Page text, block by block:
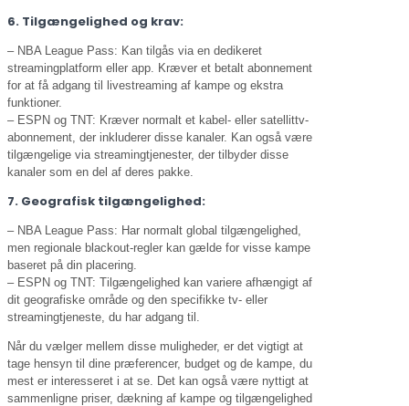
6. Tilgængelighed og krav:
– NBA League Pass: Kan tilgås via en dedikeret
streamingplatform eller app. Kræver et betalt abonnement
for at få adgang til livestreaming af kampe og ekstra
funktioner.
– ESPN og TNT: Kræver normalt et kabel- eller satellittv-
abonnement, der inkluderer disse kanaler. Kan også være
tilgængelige via streamingtjenester, der tilbyder disse
kanaler som en del af deres pakke.
7. Geografisk tilgængelighed:
– NBA League Pass: Har normalt global tilgængelighed,
men regionale blackout-regler kan gælde for visse kampe
baseret på din placering.
– ESPN og TNT: Tilgængelighed kan variere afhængigt af
dit geografiske område og den specifikke tv- eller
streamingtjeneste, du har adgang til.
Når du vælger mellem disse muligheder, er det vigtigt at
tage hensyn til dine præferencer, budget og de kampe, du
mest er interesseret i at se. Det kan også være nyttigt at
sammenligne priser, dækning af kampe og tilgængelighed